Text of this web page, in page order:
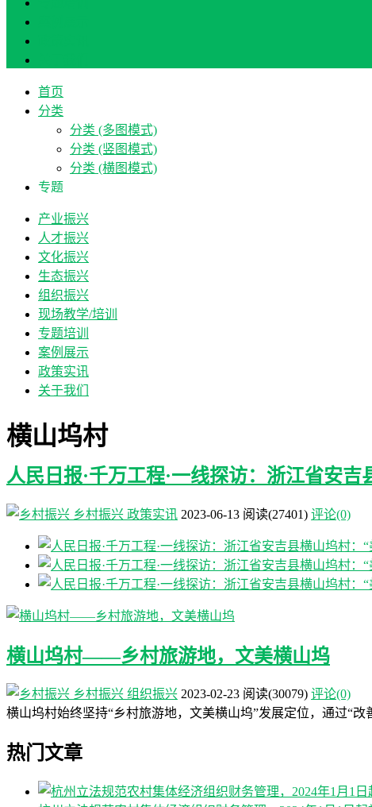
首页
分类
分类 (多图模式)
分类 (竖图模式)
分类 (横图模式)
专题
产业振兴
人才振兴
文化振兴
生态振兴
组织振兴
现场教学/培训
专题培训
案例展示
政策实讯
关于我们
横山坞村
人民日报·千万工程·一线探访：浙江省安
乡村振兴 政策实讯 2023-06-13 阅读(27401) 评论(0)
横山坞村——乡村旅游地，文美横山坞
乡村振兴 组织振兴 2023-02-23 阅读(30079) 评论(0)
横山坞村始终坚持“乡村旅游地，文美横山坞”发展定位，通过“
热门文章